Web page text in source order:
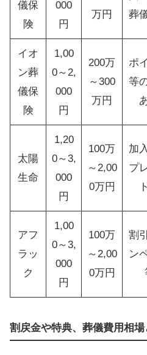
儀保
険
000
円
万円
葬
イオ
ン葬
儀保
険
1,00
0～2,
000
円
200万
～300
万円
ポ
等
太陽
生命
1,20
0～3,
000
円
100万
～2,00
0万円
加
プ
アフ
ラッ
ク
1,00
0～3,
000
円
100万
～2,00
0万円
割
ン
割戻金や特典、葬儀費用相